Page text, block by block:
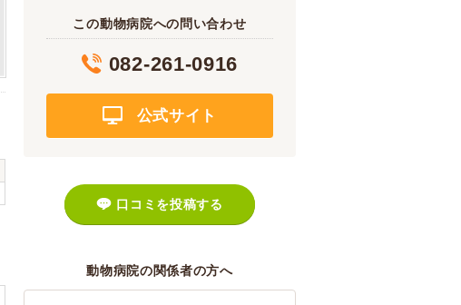
この動物病院への問い合わせ
082-261-0916
公式サイト
口コミを投稿する
動物病院の関係者の方へ